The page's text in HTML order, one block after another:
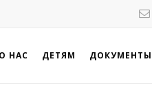
О НАС ДЕТЯМ ДОКУМЕНТЫ